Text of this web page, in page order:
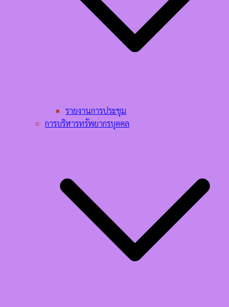
รายงานการประชุม
การบริหารทรัพยากรบุคคล